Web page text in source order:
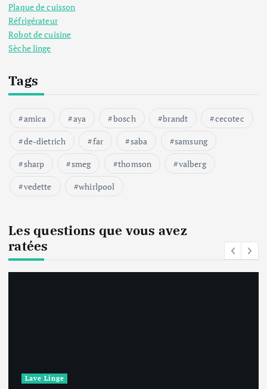
Plaque de cuisson
Réfrigérateur
Robot de cuisine
Sèche linge
Tags
amica aya bosch brandt
cecotec
de-dietrich
far saba
samsung
sharp
smeg thomson
valberg
vedette
whirlpool
Les questions que vous avez
ratées